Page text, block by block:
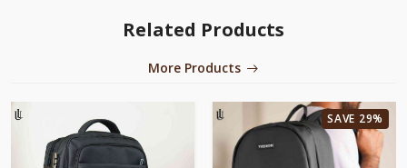
Related Products
More Products
SAVE 29%